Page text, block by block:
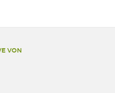
VON